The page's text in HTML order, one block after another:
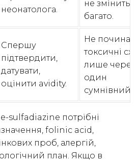
неонатолога.
не змінить
багато.
Спершу
підтвердити,
датувати,
оцінити avidity.
Не
токсичні
лише через
один
сумнівний
потрібні
folinic acid,
проб, алергій,
план. Якщо в